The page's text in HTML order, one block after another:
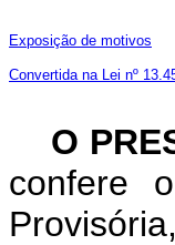
Exposição de motivos
Convertida na Lei nº
O
confere